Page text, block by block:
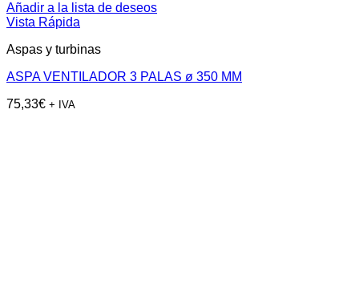
Añadir a la lista de deseos
Vista Rápida
Aspas y turbinas
ASPA VENTILADOR 3 PALAS ø 350 MM
75,33€ + IVA